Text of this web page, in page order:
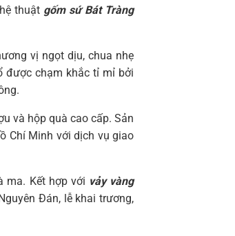
thuật gốm sứ Bát Tràng
vị ngọt dịu, chua nhẹ
được chạm khắc tỉ mỉ bởi
và hộp quà cao cấp. Sản
Chí Minh với dịch vụ giao
ma. Kết hợp với vảy vàng
Đán, lễ khai trương,